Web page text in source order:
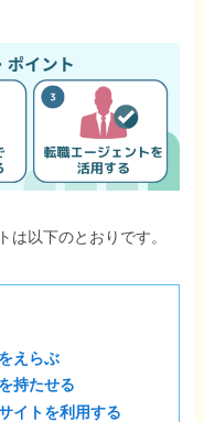
は以下のとおりです。
えらぶ
持たせる
イトを利用する